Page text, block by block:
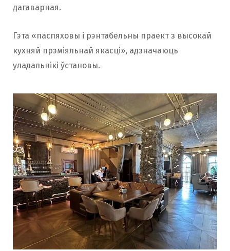
дагаварная.
Гэта «паспяховы і рэнтабельны праект з высокай
кухняй прэміяльнай якасці», адзначаюць
уладальнікі ўстановы.